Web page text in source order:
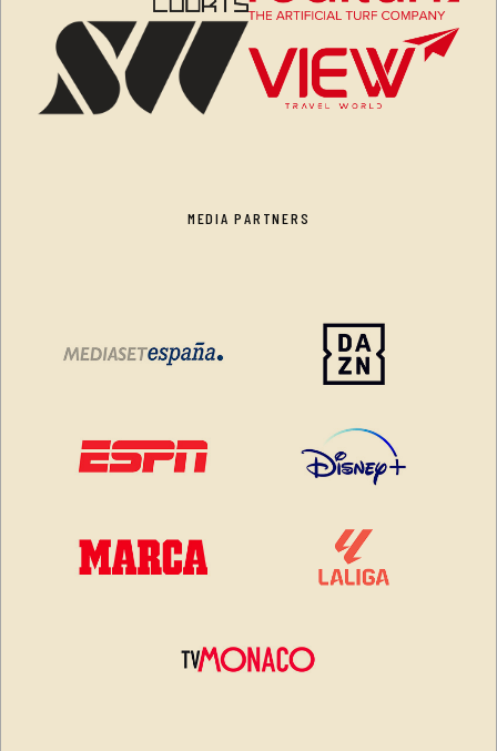
MEDIA PARTNERS